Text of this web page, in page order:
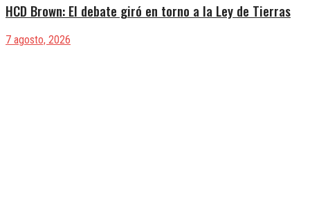
HCD Brown: El debate giró en torno a la Ley de Tierras
7 agosto, 2026